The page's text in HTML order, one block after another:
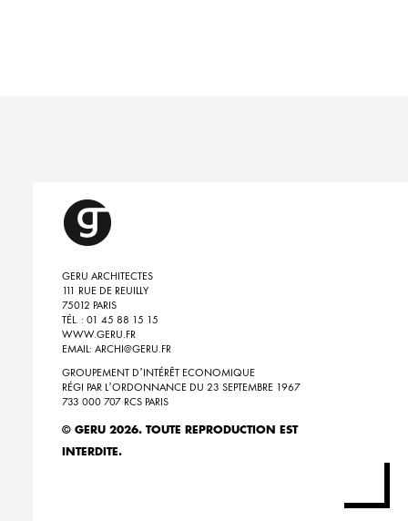
GERU ARCHITECTES
111 RUE DE REUILLY
75012 PARIS
TÉL. : 01 45 88 15 15
WWW.GERU.FR
EMAIL: ARCHI@GERU.FR
GROUPEMENT D’INTÉRÊT ECONOMIQUE
RÉGI PAR L’ORDONNANCE DU 23 SEPTEMBRE 1967
733 000 707 RCS PARIS
© GERU 2026. TOUTE REPRODUCTION EST
INTERDITE.